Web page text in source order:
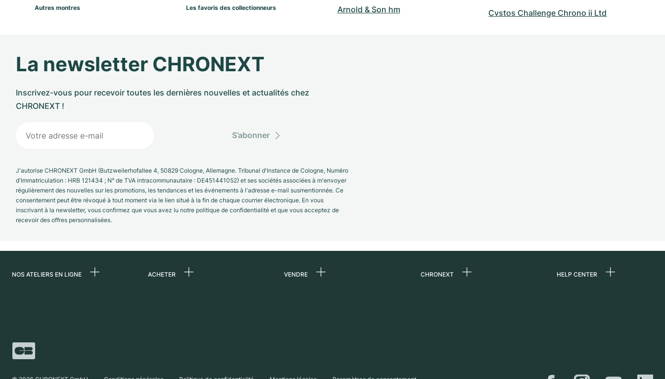
Autres montres Les favoris des collectionneurs
Arnold & Son hm
Cvstos Challenge Chrono ii Ltd
La newsletter CHRONEXT
Inscrivez-vous pour recevoir toutes les dernières nouvelles et actualités chez
CHRONEXT !
S’abonner
J'autorise CHRONEXT GmbH (Butzweilerhofallee 4, 50829 Cologne, Allemagne. Tribunal d'Instance de Cologne, Numéro
d'Immatriculation : HRB 121434 ; N° de TVA intracommunautaire : DE451441052) et ses sociétés associées à m'envoyer
régulièrement des nouvelles sur les promotions, les tendances et les événements à l'adresse e-mail susmentionnée. Ce
consentement peut être révoqué à tout moment via le lien situé à la fin de chaque courrier électronique. En vous
inscrivant à la newsletter, vous confirmez que vous avez lu notre politique de confidentialité et que vous acceptez de
recevoir des offres personnalisées.
NOS ATELIERS EN LIGNE
Suisse
ACHETER VENDRE CHRONEXT HELP CENTER